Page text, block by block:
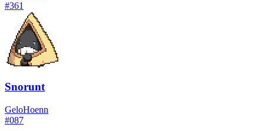
#361
Snorunt
GeloHoenn
#087